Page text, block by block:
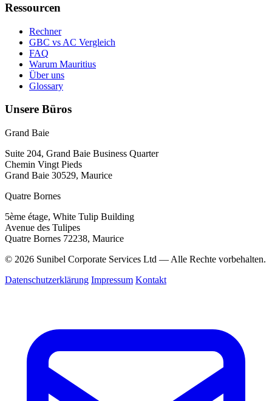
Ressourcen
Rechner
GBC vs AC Vergleich
FAQ
Warum Mauritius
Über uns
Glossary
Unsere Büros
Grand Baie
Suite 204, Grand Baie Business Quarter
Chemin Vingt Pieds
Grand Baie 30529, Maurice
Quatre Bornes
5ème étage, White Tulip Building
Avenue des Tulipes
Quatre Bornes 72238, Maurice
© 2026 Sunibel Corporate Services Ltd — Alle Rechte vorbehalten.
Datenschutzerklärung Impressum Kontakt